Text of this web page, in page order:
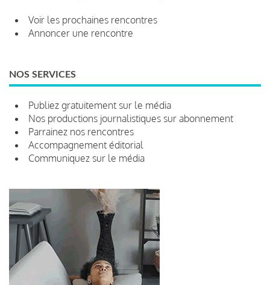
Voir les prochaines rencontres
Annoncer une rencontre
NOS SERVICES
Publiez gratuitement sur le média
Nos productions journalistiques sur abonnement
Parrainez nos rencontres
Accompagnement éditorial
Communiquez sur le média